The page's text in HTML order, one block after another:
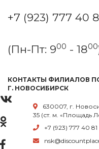
+7 (923) 777 40
(Пн-Пт: 900 - 1800
КОНТАКТЫ ФИЛИАЛОВ
Г. НОВОСИБИРСК
630007, г.
35 (ст. м. «Площадь
+7 (923) 777 40 81